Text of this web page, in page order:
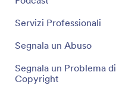
Servizi Professionali
Segnala un Abuso
Segnala un Problema di
Copyright